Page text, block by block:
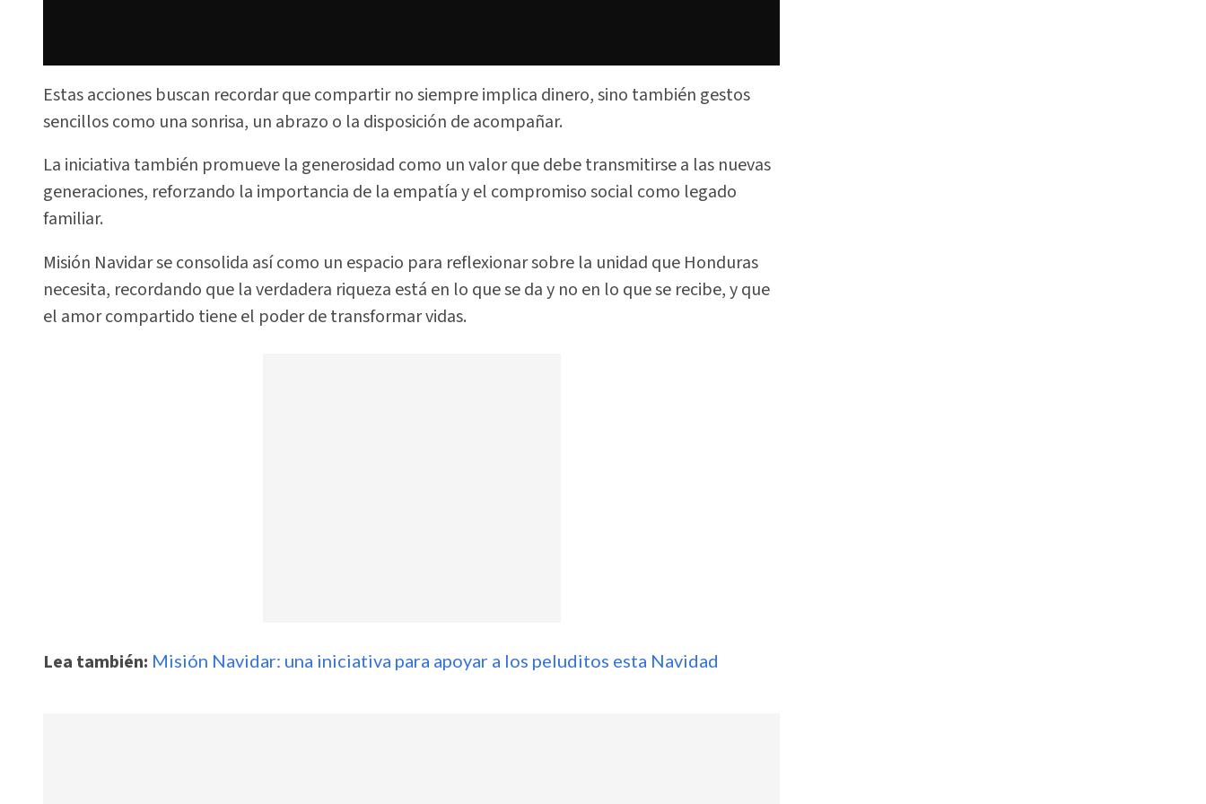
Estas acciones buscan recordar que compartir no siempre implica dinero, sino también gestos
sencillos como una sonrisa, un abrazo o la disposición de acompañar.
La iniciativa también promueve la generosidad como un valor que debe transmitirse a las nuevas
generaciones, reforzando la importancia de la empatía y el compromiso social como legado
familiar.
Misión Navidar se consolida así como un espacio para reflexionar sobre la unidad que Honduras
necesita, recordando que la verdadera riqueza está en lo que se da y no en lo que se recibe, y que
el amor compartido tiene el poder de transformar vidas.
Lea también: Misión Navidar: una iniciativa para apoyar a los peluditos esta Navidad